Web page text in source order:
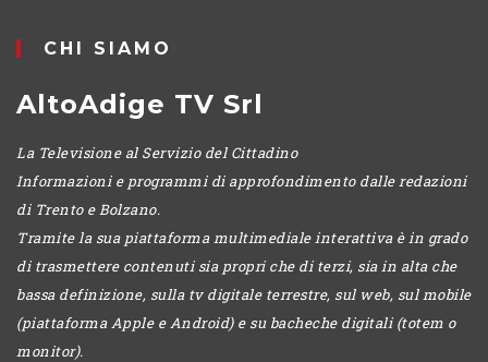
CHI SIAMO
AltoAdige TV Srl
La Televisione al Servizio del Cittadino
Informazioni e programmi di approfondimento dalle redazioni
di Trento e Bolzano.
Tramite la sua piattaforma multimediale interattiva è in grado
di trasmettere contenuti sia propri che di terzi, sia in alta che
bassa definizione, sulla tv digitale terrestre, sul web, sul mobile
(piattaforma Apple e Android) e su bacheche digitali (totem o
monitor).